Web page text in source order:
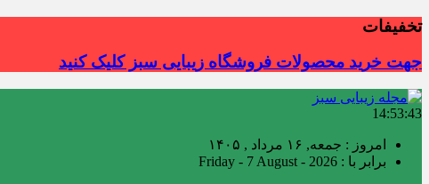
تخفیفات
جهت خرید محصولات فروشگاه زیبایی سبز کلیک کنید
14:53:44
امروز : جمعه, ۱۶ مرداد , ۱۴۰۵
برابر با : Friday - 7 August - 2026